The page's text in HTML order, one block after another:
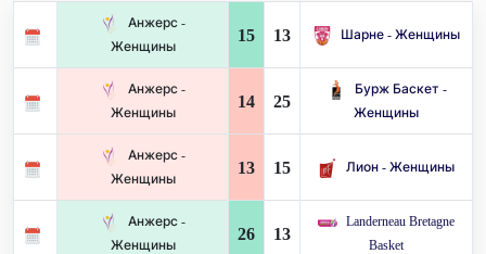
Анжерс -
Женщины
15 13 Шарне - Женщины
Анжерс -
Женщины
14 25
Бурж Баскет -
Женщины
Анжерс -
Женщины
13 15 Лион - Женщины
Анжерс -
Женщины
26 13
Landerneau Bretagne
Basket